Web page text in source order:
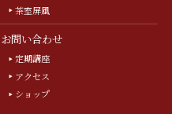
茶室屏風
お問い合わせ
定期講座
アクセス
ショップ